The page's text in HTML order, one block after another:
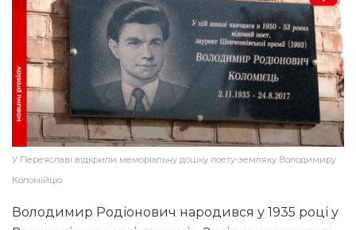
У Переяславі відкрили меморіальну дошку поету-земляку Володимиру
Коломійцю
Володимир Родіонович народився у 1935 році у